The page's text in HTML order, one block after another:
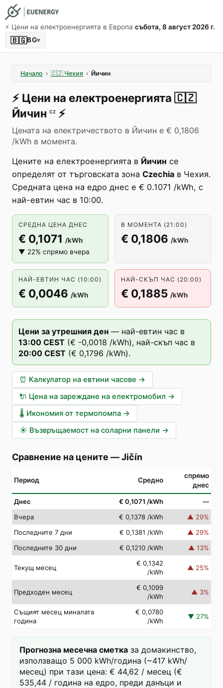
⚡️ Цени на електроенергията в Европа събота, 8 август 2026 г.
🇧🇬BG▾
Начало › 🇨🇿 Чехия › Йичин
⚡️ Цени на електроенергията 🇨🇿
Йичин CZ ⚡️
Цената на електричеството в Йичин е € 0,1806
/kWh в момента.
Цените на електроенергията в Йичин се
определят от търговската зона Czechia в Чехия.
Средната цена на едро днес е € 0.1071 /kWh, с
най-евтин час в 10:00.
СРЕДНА ЦЕНА ДНЕС
€ 0,1071 /kWh
▼ 22% спрямо вчера
В МОМЕНТА (21:00)
€ 0,1806 /kWh
НАЙ-ЕВТИН ЧАС (10:00)
€ 0,0046 /kWh
НАЙ-СКЪП ЧАС (20:00)
€ 0,1885 /kWh
Цени за утрешния ден — най-евтин час в
13:00 CEST (€ -0,0018 /kWh), най-скъп час в
20:00 CEST (€ 0,1796 /kWh).
⏰ Калкулатор на евтини часове →
🔌 Цена на зареждане на електромобил →
🌡️ Икономия от термопомпа →
☀️ Възвръщаемост на соларни панели →
Сравнение на цените —Jičín
Период Средно
спрямо
днес
Днес € 0,1071 /kWh
—
Вчера
€ 0,1378 /kWh ▲ 29%
Последните 7 дни
€ 0,1381 /kWh ▲ 29%
Последните 30 дни
€ 0,1210 /kWh ▲ 13%
Текущ месец
€ 0,1342
/kWh
▲ 25%
Предходен месец
€ 0,1099
/kWh
▲ 3%
Същият месец миналата
година
€ 0,0780
/kWh
▼ 27%
Прогнозна месечна сметка за домакинство,
използващо 5 000 kWh/година (~417 kWh/
месец) при тази цена: € 44,62 / месец (€
535,44 / година на едро, преди данъци и